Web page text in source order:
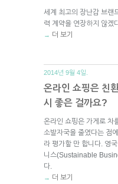
세계 최고의 장난감 브랜
력 계약을 연장하지 않겠
→ 더 보기
2014년 9월 4일.
온라인 쇼핑은 친
시 좋은 걸까요?
온라인 쇼핑은 가게로 차
소발자국을 줄였다는 점
라 평가할 만 합니다. 영
니스(Sustainable
다.
→ 더 보기